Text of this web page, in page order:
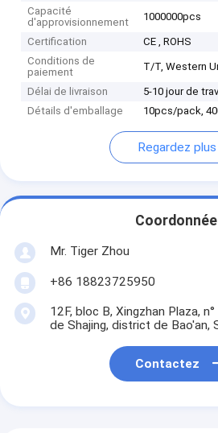
Capacité
d'approvisionnement
1000000pcs
Certification
CE , ROHS
Conditions de
paiement
T/T, Western
Délai de livraison
5-10 jour de
Détails d'emballage
10pcs/pack,
Regardez plus
Mr. Tiger Zhou
+86 18823725950
12F, bloc B, Xingzhan Plaza,
de Shajing, district de Bao'an,
Contactez